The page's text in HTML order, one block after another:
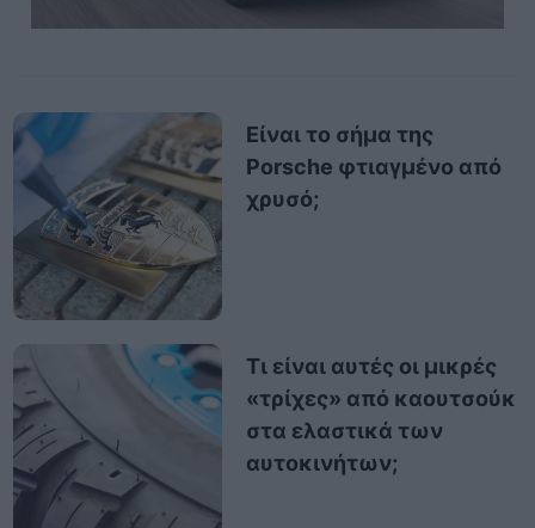
Είναι το σήμα της
Porsche φτιαγμένο από
χρυσό;
Τι είναι αυτές οι μικρές
«τρίχες» από καουτσούκ
στα ελαστικά των
αυτοκινήτων;